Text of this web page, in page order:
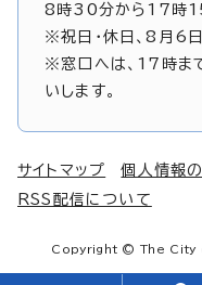
8時30分から17時
※祝日・休日、8月6
※窓口へは、17時ま
いします。
サイトマップ 個人情報
RSS配信について
Copyright © The City